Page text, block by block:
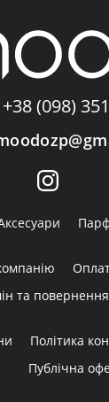
+38 (098)
та повернення
Політика
Публічна